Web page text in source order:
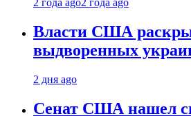
2 года ago2 года ago
Власти США
выдворенных
2 дня ago
Сенат США нашел